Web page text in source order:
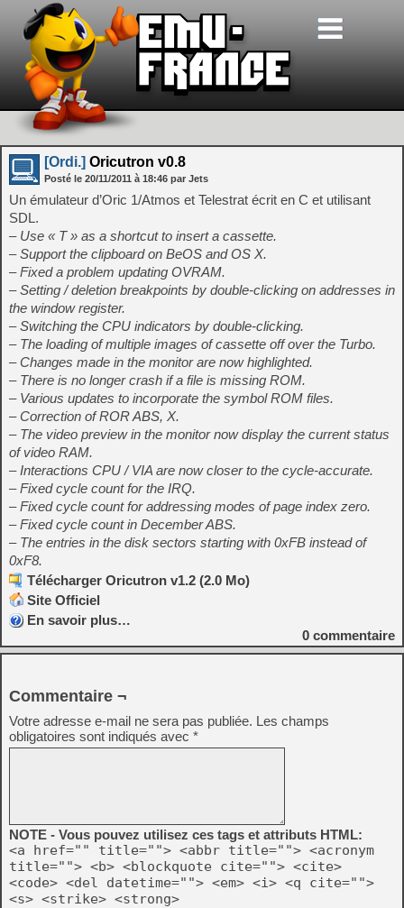
[Ordi.] Oricutron v0.8
Posté le 20/11/2011 à 18:46 par Jets
Un émulateur d’Oric 1/Atmos et Telestrat écrit en C et utilisant
SDL.
– Use « T » as a shortcut to insert a cassette.
– Support the clipboard on BeOS and OS X.
– Fixed a problem updating OVRAM.
– Setting / deletion breakpoints by double-clicking on addresses in
the window register.
– Switching the CPU indicators by double-clicking.
– The loading of multiple images of cassette off over the Turbo.
– Changes made in the monitor are now highlighted.
– There is no longer crash if a file is missing ROM.
– Various updates to incorporate the symbol ROM files.
– Correction of ROR ABS, X.
– The video preview in the monitor now display the current status
of video RAM.
– Interactions CPU / VIA are now closer to the cycle-accurate.
– Fixed cycle count for the IRQ.
– Fixed cycle count for addressing modes of page index zero.
– Fixed cycle count in December ABS.
– The entries in the disk sectors starting with 0xFB instead of
0xF8.
Télécharger Oricutron v1.2 (2.0 Mo)
Site Officiel
En savoir plus…
0 commentaire
Commentaire ¬
Votre adresse e-mail ne sera pas publiée. Les champs
obligatoires sont indiqués avec *
NOTE - Vous pouvez utilisez ces tags et attributs HTML:
<a href="" title=""> <abbr title=""> <acronym
title=""> <b> <blockquote cite=""> <cite>
<code> <del datetime=""> <em> <i> <q cite="">
<s> <strike> <strong>